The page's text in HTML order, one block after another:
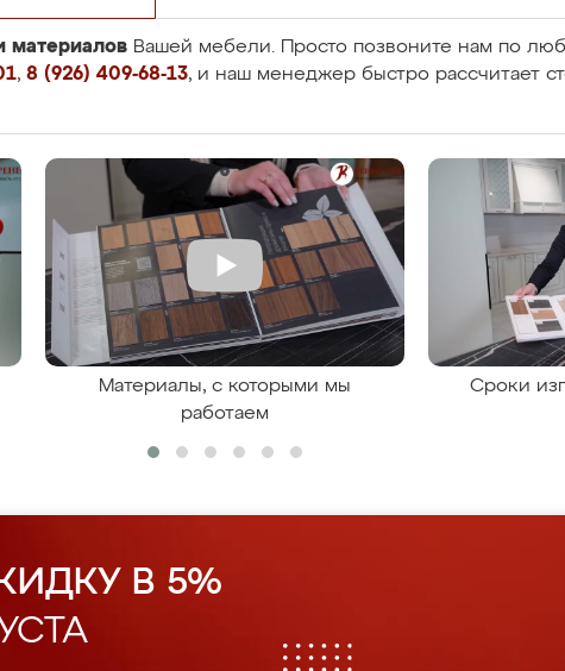
материалов Вашей мебели. Просто позвоните нам по
, 8 (926) 409-68-13, и наш менеджер быстро рассчитает
Материалы, с которыми мы
работаем
Сроки
В 5%